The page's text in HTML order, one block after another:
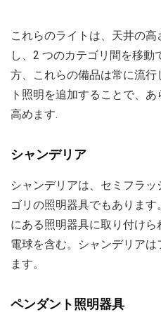
これらのライトは、天井の
し、2 つのカテゴリ間を移動
方、これらの備品は常に流
ト照明を追加することで、
高めます.
シャンデリア
シャンデリアは、セミフラ
ゴリの照明器具でもありま
にある照明器具に取り付け
電球を含む。シャンデリア
ます。
ペンダント照明器具